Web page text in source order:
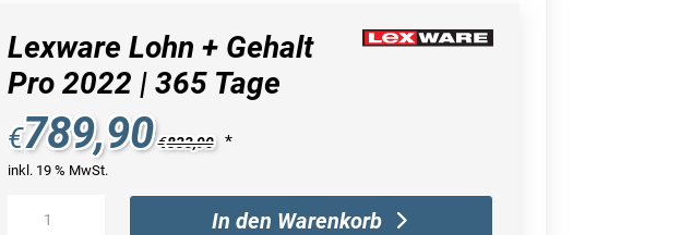
Lexware Lohn + Gehalt
Pro 2022 | 365 Tage
€789,90 €833,90 *
inkl. 19 % MwSt.
In den Warenkorb